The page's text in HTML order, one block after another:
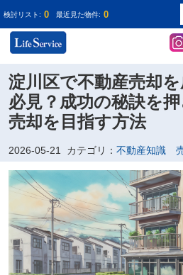
検討リスト: 0 最近見た物件: 0
淀川区で不動産売却
必見？成功の秘訣を
売却を目指す方法
2026-05-21 カテゴリ： 不動産知識